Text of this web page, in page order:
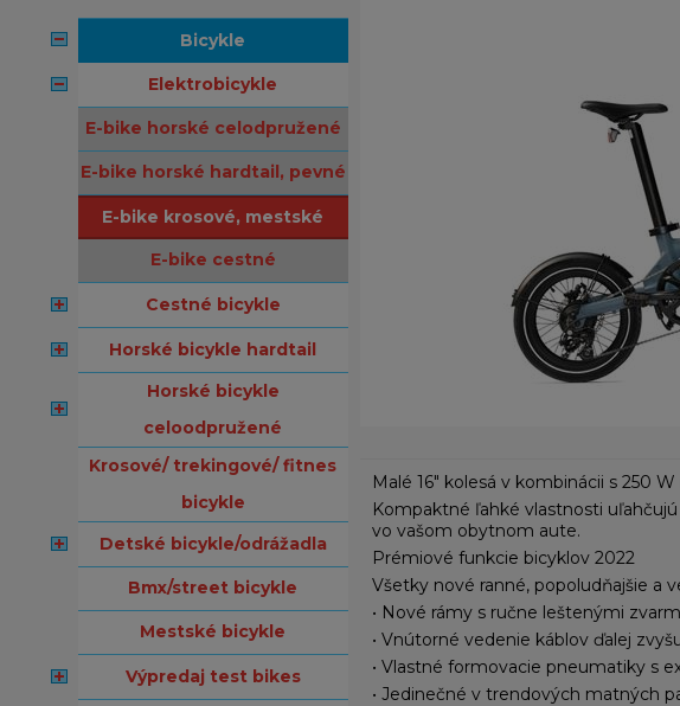
bicykle
elektrobicykle
e-bike horské celodpružené
e-bike horské hardtail, pevné
e-bike krosové, mestské
e-bike cestné
cestné bicykle
horské bicykle hardtail
horské bicykle
celoodpružené
krosové/ trekingové/ fitnes
bicykle
detské bicykle/odrážadla
bmx/street bicykle
mestské bicykle
výpredaj test bikes
Malé 16" kolesá v kombinácii s 250
Kompaktné ľahké vlastnosti
vo vašom obytnom aute.
Prémiové funkcie bicyklov 2022
Všetky nové ranné, popoludňajšie a
• Nové rámy s ručne leštenými
• Vnútorné vedenie káblov ďalej
• Vlastné formovacie pneumatiky s
• Jedinečné v trendových matných